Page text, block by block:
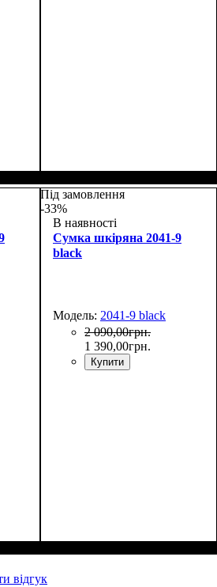
27*19*9
Під замовлення
-33%
В наявності
Сумка шкіряна 2041-9
black
Модель: 2041-9 black
2 090,00грн.
1 390,00грн.
Купити
відгук